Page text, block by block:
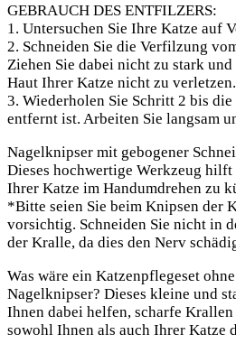
GEBRAUCH DES ENTFILZERS:
1. Untersuchen Sie Ihre Katze auf
2. Schneiden Sie die Verfilzung
Ziehen Sie dabei nicht zu stark
Haut Ihrer Katze nicht zu verletzen.
3. Wiederholen Sie Schritt 2 bis
entfernt ist. Arbeiten Sie langsam
Nagelknipser mit gebogener
Dieses hochwertige Werkzeug
Ihrer Katze im Handumdrehen zu
*Bitte seien Sie beim Knipsen der
vorsichtig. Schneiden Sie nicht in
der Kralle, da dies den Nerv
Was wäre ein Katzenpflegeset
Nagelknipser? Dieses kleine und
Ihnen dabei helfen, scharfe
sowohl Ihnen als auch Ihrer Katze